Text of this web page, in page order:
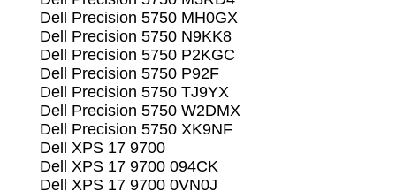
Dell Precision 5750 MH0GX
Dell Precision 5750 N9KK8
Dell Precision 5750 P2KGC
Dell Precision 5750 P92F
Dell Precision 5750 TJ9YX
Dell Precision 5750 W2DMX
Dell Precision 5750 XK9NF
Dell XPS 17 9700
Dell XPS 17 9700 094CK
Dell XPS 17 9700 0VN0J